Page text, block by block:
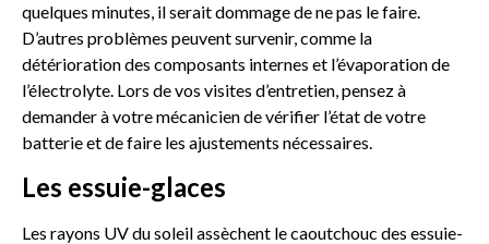
quelques minutes, il serait dommage de ne pas le faire.
D’autres problèmes peuvent survenir, comme la
détérioration des composants internes et l’évaporation de
l’électrolyte. Lors de vos visites d’entretien, pensez à
demander à votre mécanicien de vérifier l’état de votre
batterie et de faire les ajustements nécessaires.
Les essuie-glaces
Les rayons UV du soleil assèchent le caoutchouc des essuie-